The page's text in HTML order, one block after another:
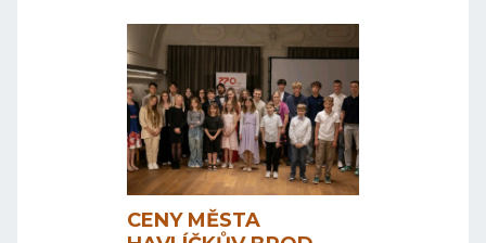
CENY MĚSTA